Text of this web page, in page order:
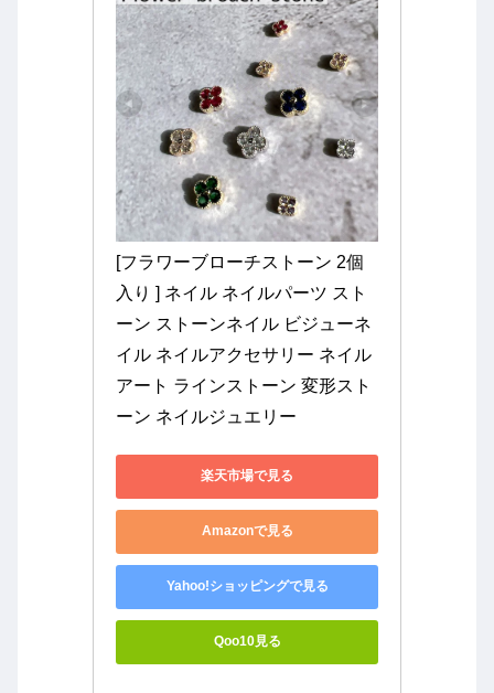
[フラワーブローチストーン 2個
入り ] ネイル ネイルパーツ スト
ーン ストーンネイル ビジューネ
イル ネイルアクセサリー ネイル
アート ラインストーン 変形スト
ーン ネイルジュエリー
楽天市場で見る
Amazonで見る
Yahoo!ショッピングで見る
Qoo10見る